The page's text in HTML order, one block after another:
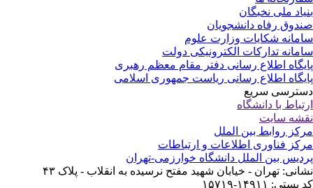
ملی نخبگان
رفاه دانشجویان
شکایات وزارت علوم
تدارکات الکترونیکی دولت
اطلاع رسانی دفتر مقام معظم رهبری
اطلاع رسانی ریاست جمهوری اسلامی
سریع
با دانشگاه
سایت
روابط بین الملل
فناوری اطلاعات و ارتباطات
بین الملل دانشگاه خوارزمی-تهران
تهران - خیابان شهید مفتح نرسیده به انقلاب - پلاک ۴۳
۱۴۹۱۱-۱۵۷۱۹